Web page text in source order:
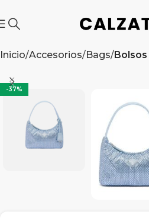
Inicio Accesorios Bags Bolsos
-37%